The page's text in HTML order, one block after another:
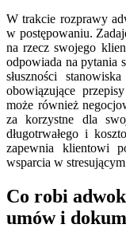
W trakcie rozprawy
w postępowaniu.
na rzecz swojego
odpowiada na pytania
słuszności
obowiązujące
może również
za korzystne dla
długotrwałego i
zapewnia klientowi
wsparcia w
Co robi
umów i